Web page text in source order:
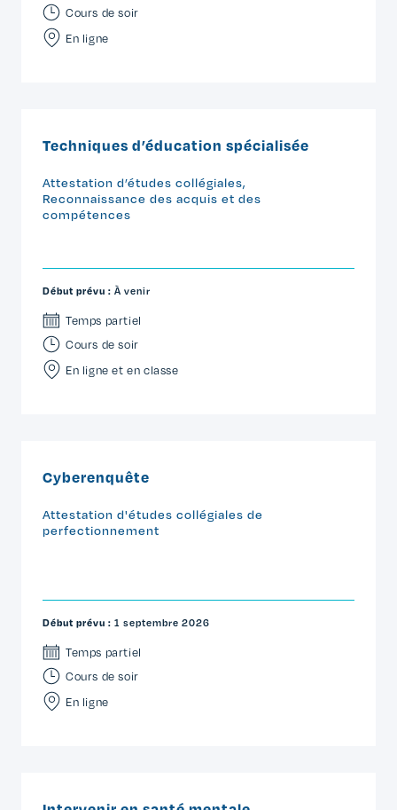
Cours de soir
En ligne
Techniques d’éducation spécialisée
Attestation d’études collégiales,
Reconnaissance des acquis et des
compétences
Début prévu : À venir
Temps partiel
Cours de soir
En ligne et en classe
Cyberenquête
Attestation d'études collégiales de
perfectionnement
Début prévu : 1 septembre 2026
Temps partiel
Cours de soir
En ligne